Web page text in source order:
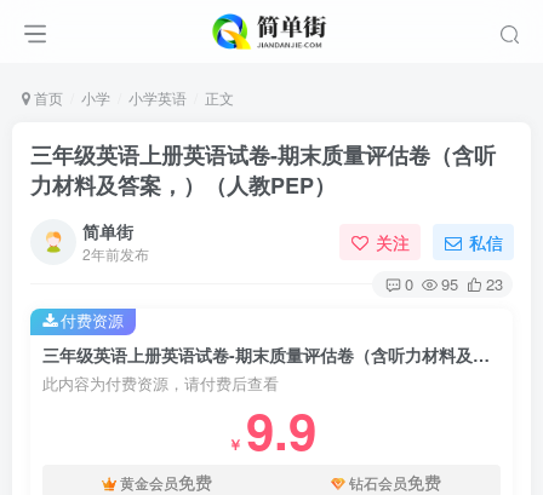
首页 小学 小学英语 正文
三年级英语上册英语试卷-期末质量评估卷（含听
力材料及答案，）（人教PEP）
简单街
2年前发布 关注 私信
0 95 23
三年级英语上册英语试卷-期末质量评估卷（含听力材料及答案，）（人教PEP）
此内容为付费资源，请付费后查看
￥ 9.9
黄金会员免费 钻石会员免费
付费资源